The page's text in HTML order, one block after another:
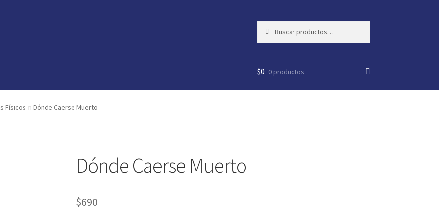
por:
$0 0 productos
Físicos Dónde Caerse Muerto
Dónde Caerse Muerto
$690